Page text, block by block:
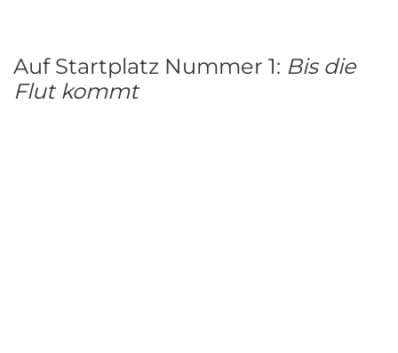
Auf Startplatz Nummer 1: Bis die
Flut kommt